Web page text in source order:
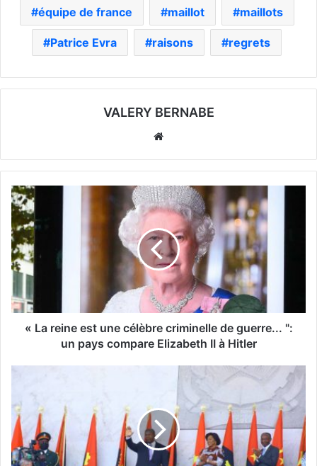
équipe de france maillot maillots
Patrice Evra raisons regrets
VALERY BERNABE
« La reine est une célèbre criminelle de guerre... ":
un pays compare Elizabeth II à Hitler